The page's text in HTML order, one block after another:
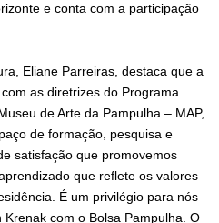
e conta com a participação
Eliane Parreiras, destaca que a
as diretrizes do Programa
de Arte da Pampulha – MAP,
de formação, pesquisa e
satisfação que promovemos
que reflete os valores
É um privilégio para nós
com o Bolsa Pampulha. O